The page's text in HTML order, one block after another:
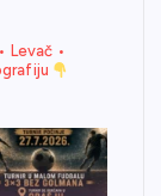
Levač •